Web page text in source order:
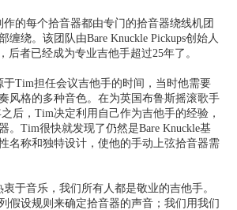
作的每个拾音器都由专门的拾音器绕线机团
缠绕。该团队由Bare Knuckle Pickups创始人
后者已经成为专业吉他手超过25年了。
于Tim担任会议吉他手的时间，当时他需要
风格的多种音色。在为英国布鲁斯摇滚歌手
后，Tim决定利用自己作为吉他手的经验，
。Tim很快就发现了仍然是Bare Knuckle基
名称和独特设计，使他的手动上弦拾音器需
衷于音乐，我们所有人都是敬业的吉他手。
假设规则来确定拾音器的声音；我们用我们